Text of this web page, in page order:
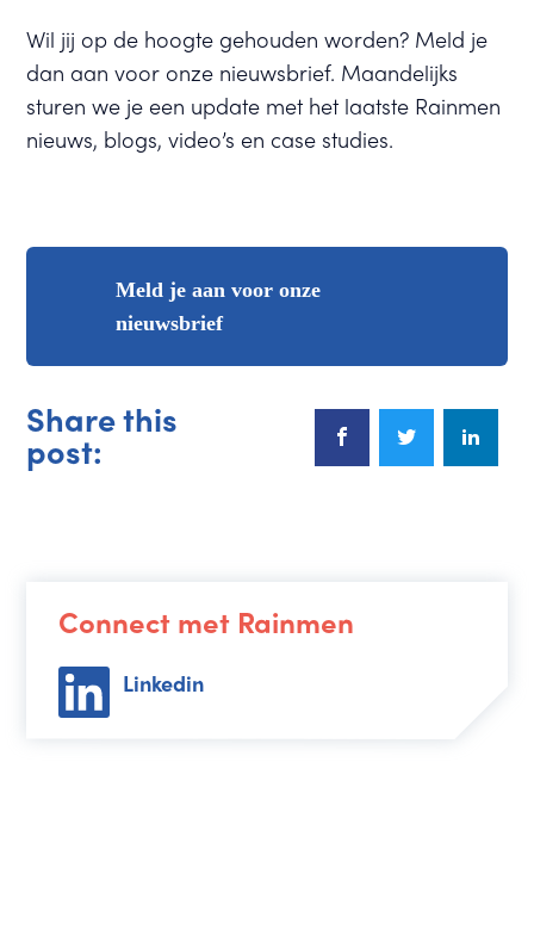
Wil jij op de hoogte gehouden worden? Meld je
dan aan voor onze nieuwsbrief. Maandelijks
sturen we je een update met het laatste Rainmen
nieuws, blogs, video’s en case studies.
Meld je aan voor onze
nieuwsbrief
Share this
post:
Connect met Rainmen
Linkedin